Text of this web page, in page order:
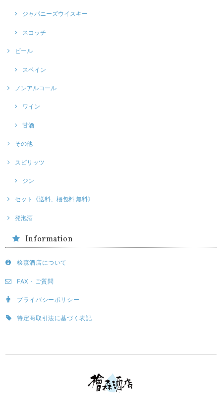
ジャパニーズウイスキー
スコッチ
ビール
スペイン
ノンアルコール
ワイン
甘酒
その他
スピリッツ
ジン
セット《送料、梱包料 無料》
発泡酒
Information
桧森酒店について
FAX・ご質問
プライバシーポリシー
特定商取引法に基づく表記